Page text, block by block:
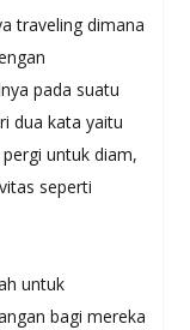
traveling dimana
pada suatu
dua kata yaitu
untuk diam,
seperti
untuk
bagi mereka